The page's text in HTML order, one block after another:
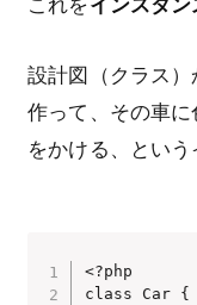
これをインスタン
設計図（クラス
作って、その車
をかける、という
<?php
class Car {